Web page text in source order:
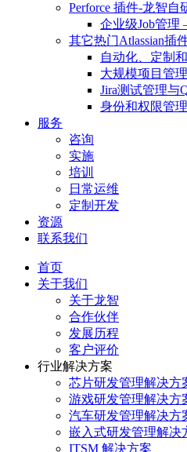
Perforce 插件-龙智自
企业级Job管理
其它热门Atlassian插
自动化、定制
大规模项目管
Jira测试管理与
身份和权限管
服务
咨询
实施
培训
日常运维
定制开发
资源
联系我们
首页
关于我们
关于龙智
合作伙伴
发展历程
客户评价
行业解决方案
芯片研发管理解决方
游戏研发管理解决方
汽车研发管理解决方
嵌入式研发管理解决
ITSM 解决方案